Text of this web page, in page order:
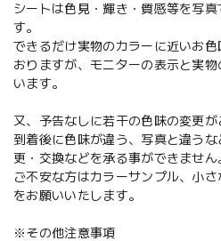
シートは色見・輝き・質感等を写
す。
できるだけ実物のカラーに近いお
おりますが、モニターの表示と実
います。
又、予告なしに若干の色味の変更が
到着後に色味が違う、写真と違う
更・交換などを承る事ができません
ご不安な方はカラーサンプル、小
をお願いいたします。
※その他注意事項